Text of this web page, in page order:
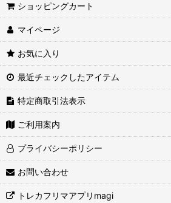
ショッピングカート
マイページ
お気に入り
最近チェックしたアイテム
特定商取引法表示
ご利用案内
プライバシーポリシー
お問い合わせ
トレカフリマアプリmagi